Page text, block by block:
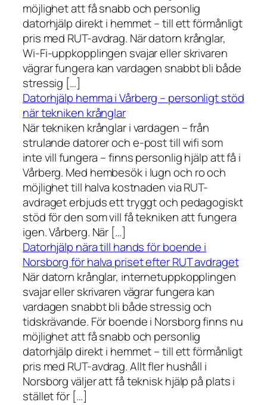
möjlighet att få snabb och personlig
datorhjälp direkt i hemmet – till ett förmånligt
pris med RUT-avdrag. När datorn krånglar,
Wi-Fi-uppkopplingen svajar eller skrivaren
vägrar fungera kan vardagen snabbt bli både
stressig […]
Datorhjälp hemma i Vårberg – personligt stöd
när tekniken krånglar
När tekniken krånglar i vardagen – från
strulande datorer och e-post till wifi som
inte vill fungera – finns personlig hjälp att få i
Vårberg. Med hembesök i lugn och ro och
möjlighet till halva kostnaden via RUT-
avdraget erbjuds ett tryggt och pedagogiskt
stöd för den som vill få tekniken att fungera
igen. Vårberg. När […]
Datorhjälp nära till hands för boende i
Norsborg för halva priset efter RUT avdraget
När datorn krånglar, internetuppkopplingen
svajar eller skrivaren vägrar fungera kan
vardagen snabbt bli både stressig och
tidskrävande. För boende i Norsborg finns nu
möjlighet att få snabb och personlig
datorhjälp direkt i hemmet – till ett förmånligt
pris med RUT-avdrag. Allt fler hushåll i
Norsborg väljer att få teknisk hjälp på plats i
stället för […]